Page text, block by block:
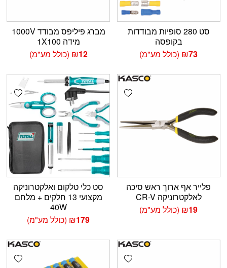
סט 280 סופיות מבודדות
בקופסה
₪73 (כולל מע"מ)
מברג פיליפס מבודד 1000V
מידה 1X100
₪12 (כולל מע"מ)
Add wishlist
פלייר אף ארוך ראש סיכה
לאלקטרוניקה CR-V
₪19 (כולל מע"מ)
סט כלי טלקום ואלקטרוניקה
מקצועי 13 חלקים + מלחם
40W
₪179 (כולל מע"מ)
Add wishlist